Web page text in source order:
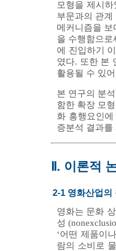
모형을 제시
부문과의 관
메커니즘을
을 수행함으
에 진입하기
였다. 또한 본
활용될 수 있
본 연구의 분
함한 확장 모
화 흥행요인
증분석 결과를
Ⅱ. 이론적
2-1 영화산업의
영화는 문화
성
‘어떤 제품이
람의 소비로